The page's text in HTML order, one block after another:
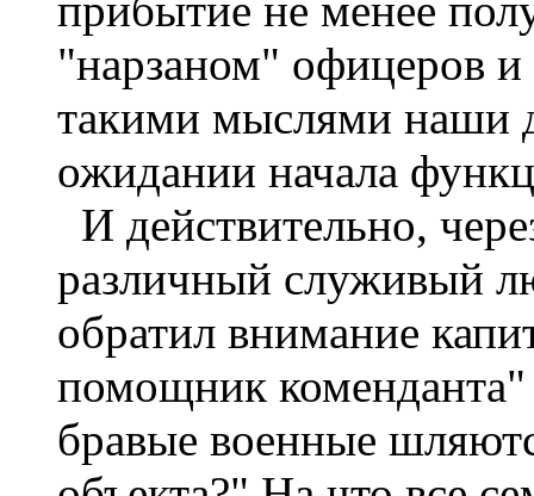
"нарзаном" офицеров
такими мыслями наши
ожидании начала
И действительно,
различный служивый
обратил внимание
помощник
бравые военные